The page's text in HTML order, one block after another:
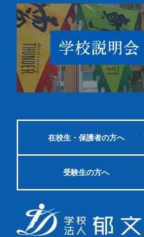
在校生・保護者の方へ
受験生の方へ